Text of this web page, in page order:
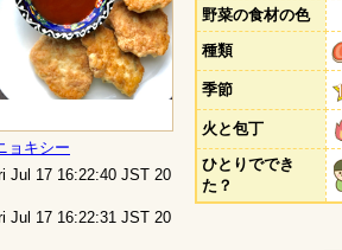
ョキシー
Jul 17 16:22:40 JST 20
Jul 17 16:22:31 JST 20
野菜の食材の色
種類
季節
火と包丁
ひとりででき
た？